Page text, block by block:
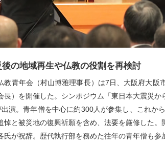
後の地域再生や仏教の役割を再検討
教青年会（村山博雅理事長）は7日、大阪府大
長）を開催した。シンポジウム「東日本大震災
演。青年僧を中心に約300人が参集し、これか
悼と被災地の復興祈願を含め、法要を厳修した
氏が祝辞。歴代執行部を務めた往年の青年僧も参